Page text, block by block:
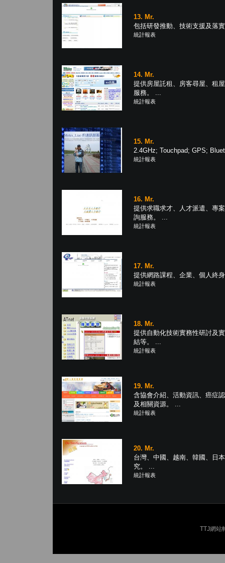
13. Mr.
包括研發推動、技術支援及落
統計報表
14. Mr.
提供房屋託租、房客尋屋、租
服務。 ...
統計報表
15. Mr.
2.4GHz; Touchpad; GPS;
統計報表
16. Mr.
提供求職求才、人才派遣、專
詢服務。 ...
統計報表
17. Mr.
提供網路課程、企業、個人終
統計報表
18. Mr.
提供自動化技術實務性研討及
結等。 ...
統計報表
19. Mr.
含協會介紹、活動資訊、癌症
及相關資源。 ...
統計報表
20. Mr.
台灣、中國、越南、韓國、日
究。 ...
統計報表
TTJ網站